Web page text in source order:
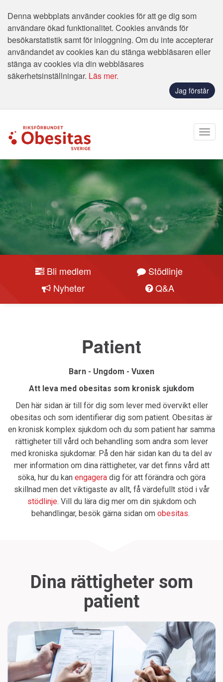
Denna webbplats använder cookies för att ge dig som
användare ökad funktionalitet. Cookies används för
besökarstatistik samt för inloggning. Om du inte accepterar
användandet av cookies kan du stänga webbläsaren eller
stänga av cookies via din webbläsares
säkerhetsinställningar. Läs mer.
Jag förstår
Bli medlem
Stödlinje
Nyheter
Q&A
Patient
Barn - Ungdom - Vuxen
Att leva med obesitas som kronisk sjukdom
Den här sidan är till för dig som lever med övervikt eller
obesitas och som identifierar dig som patient. Obesitas är
en kronisk komplex sjukdom och du som patient har samma
rättigheter till vård och behandling som andra som lever
med kroniska sjukdomar. På den här sidan kan du ta del av
mer information om dina rättigheter, var det finns vård att
söka, hur du kan engagera dig för att förändra och göra
skillnad men det viktigaste av allt, få värdefullt stöd i vår
stödlinje. Vill du lära dig mer om din sjukdom och
behandlingar, besök gärna sidan om obesitas.
Dina rättigheter som
patient